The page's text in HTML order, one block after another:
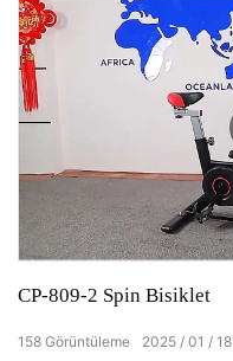
CP-809-2 Spin Bisiklet
2025 01 18
158 Görüntüleme